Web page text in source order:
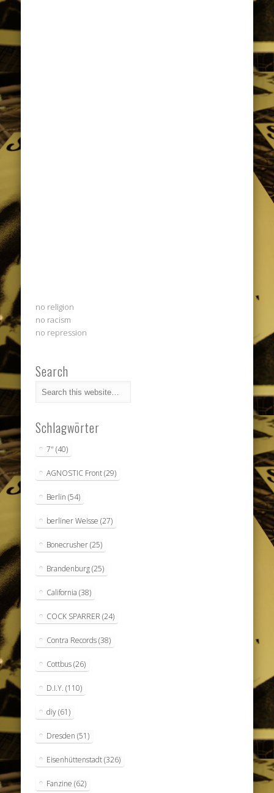
no religion
no racism
no repression
Search
Schlagwörter
7" (40)
AGNOSTIC Front(29)
Berlin (54)
berliner Weisse (27)
Bonecrusher(25)
Brandenburg(25)
California (38)
COCK SPARRER (24)
Contra Records(38)
Cottbus(26)
D.I.Y. (110)
diy(61)
Dresden (51)
Eisenhüttenstadt(326)
Fanzine (62)